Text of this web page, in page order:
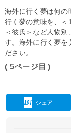
海外に行く夢は何の
行く夢の意味を、＜
＜彼氏＞など人物
す。海外に行く夢を
ださい。
( 5ページ目 )
シェア